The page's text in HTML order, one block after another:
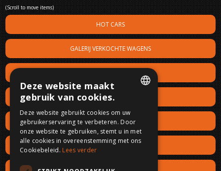
(Scroll to move items)
HOT CARS
GALERIJ VERKOCHTE WAGENS
WIJ KOPEN UW SCHADEWAGEN
LIGGING
VOLG ONS
FRENCH
ENGLISH
Deze website maakt
gebruik van cookies.
Deze website gebruikt cookies om uw
gebruikerservaring te verbeteren. Door
onze website te gebruiken, stemt u in met
alle cookies in overeenstemming met ons
Cookiebeleid. Lees verder